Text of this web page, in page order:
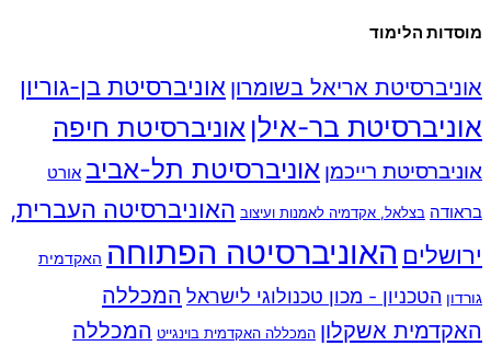
מוסדות הלימוד
אוניברסיטת אריאל בשומרון אוניברסיטת בן-גוריון
אוניברסיטת בר-אילן אוניברסיטת חיפה
אוניברסיטת רייכמן אוניברסיטת תל-אביב אורט
בראודה בצלאל, אקדמיה לאמנות ועיצוב האוניברסיטה העברית,
ירושלים האוניברסיטה הפתוחה האקדמית
גורדון הטכניון - מכון טכנולוגי לישראל המכללה
האקדמית אשקלון המכללה האקדמית בוינגייט המכללה